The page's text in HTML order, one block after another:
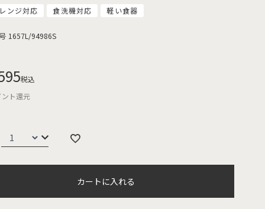
ンジ対応 食洗機対応 軽い食器
1657L/94986S
税込
ト還元
カートに入れる